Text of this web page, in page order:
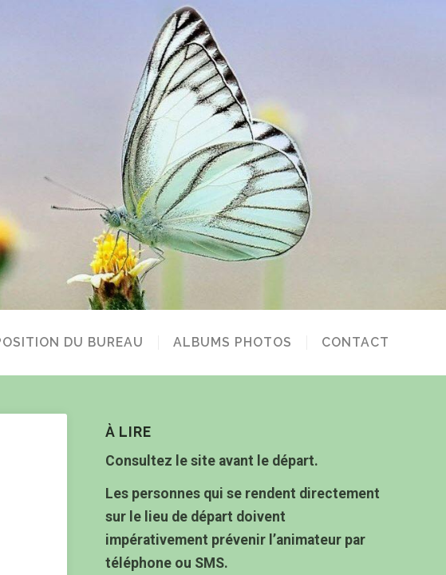
DU BUREAU ALBUMS PHOTOS CONTACT
À LIRE
Consultez le site avant le départ.
Les personnes qui se rendent directement
sur le lieu de départ doivent
impérativement prévenir l’animateur par
téléphone ou SMS.